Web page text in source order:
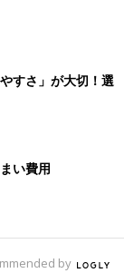
すさ」が大切！選
い費用
by